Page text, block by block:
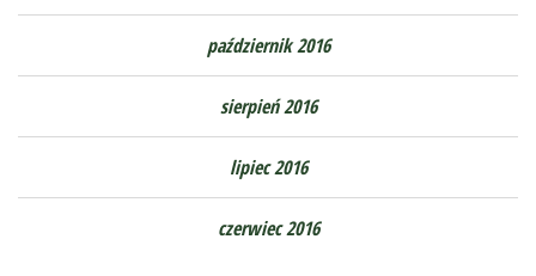
październik 2016
sierpień 2016
lipiec 2016
czerwiec 2016